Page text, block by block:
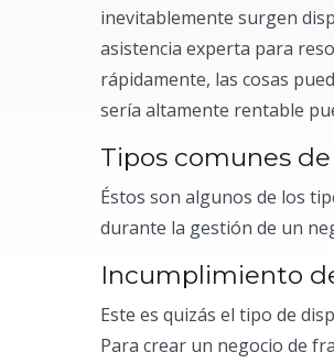
inevitablemente surgen
asistencia experta para
rápidamente, las cosas
sería altamente rentable
Tipos comunes
Éstos son algunos de los
durante la gestión de un
Incumplimiento
Este es quizás el tipo de
Para crear un negocio de